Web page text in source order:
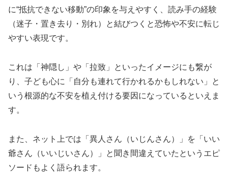
に“抵抗できない移動”の印象を与えやすく、読み手の経験
（迷子・置き去り・別れ）と結びつくと恐怖や不安に転じ
やすい表現です。
これは「神隠し」や「拉致」といったイメージにも繋が
り、子ども心に「自分も連れて行かれるかもしれない」と
いう根源的な不安を植え付ける要因になっているといえま
す。
また、ネット上では「異人さん（いじんさん）」を「いい
爺さん（いいじいさん）」と聞き間違えていたというエピ
ソードもよく語られます。